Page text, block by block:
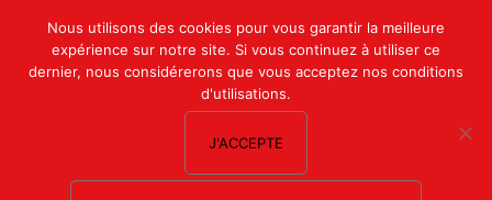
Mon compte
Nous contacter
Nous utilisons des cookies pour vous garantir la meilleure
expérience sur notre site. Si vous continuez à utiliser ce
dernier, nous considérerons que vous acceptez nos conditions
d'utilisations.
J'ACCEPTE